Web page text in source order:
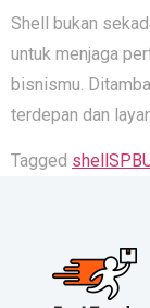
Shell bu‌kan
untuk me⁠nja⁠ga
bis​nism‌u.
terdepan dan​
Tagged shell